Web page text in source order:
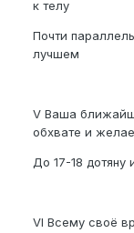
к телу
Почти
лучшем
V Ваша
обхвате и
До 17-18 дотяну
VI Всему своё